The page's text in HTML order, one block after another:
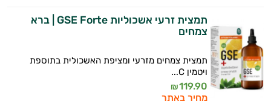
תמצית זרעי אשכוליות GSE Forte | ברא
צמחים
תמצית צמחים מזרעי ומציפת האשכולית בתוספת
ויטמין C...
119.90
₪
מחיר באתר